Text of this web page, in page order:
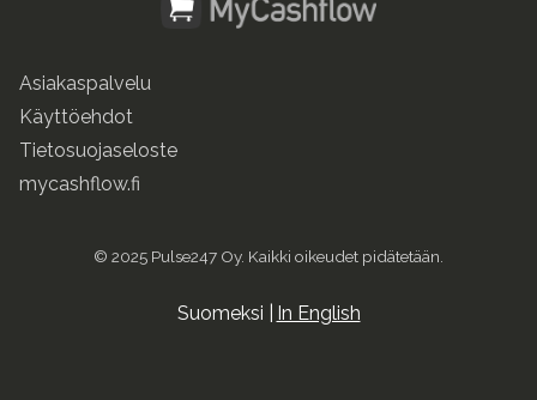
Asiakaspalvelu
Käyttöehdot
Tietosuojaseloste
mycashflow.fi
© 2025 Pulse247 Oy. Kaikki oikeudet pidätetään.
Suomeksi | In English